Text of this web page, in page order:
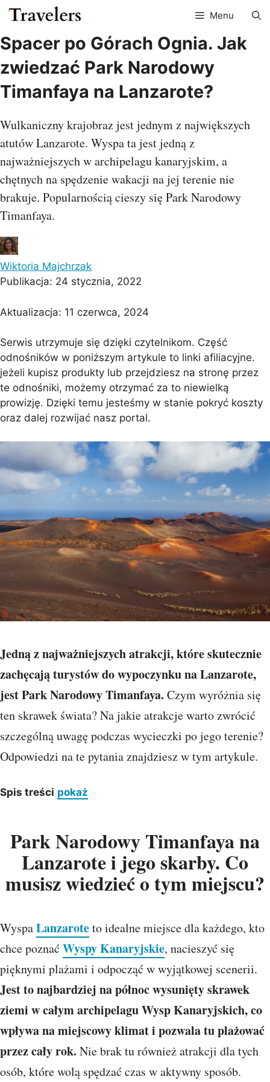
Przejdź
do
treści
Menu
Spacer po Górach Ognia. Jak
zwiedzać Park Narodowy
Timanfaya na Lanzarote?
Wulkaniczny krajobraz jest jednym z największych
atutów Lanzarote. Wyspa ta jest jedną z
najważniejszych w archipelagu kanaryjskim, a
chętnych na spędzenie wakacji na jej terenie nie
brakuje. Popularnością cieszy się Park Narodowy
Timanfaya.
Wiktoria Majchrzak
Publikacja: 24 stycznia, 2022
Aktualizacja: 11 czerwca, 2024
Serwis utrzymuje się dzięki czytelnikom. Część
odnośników w poniższym artykule to linki afiliacyjne.
jeżeli kupisz produkty lub przejdziesz na stronę przez
te odnośniki, możemy otrzymać za to niewielką
prowizję. Dzięki temu jesteśmy w stanie pokryć koszty
oraz dalej rozwijać nasz portal.
Jedną z najważniejszych atrakcji, które skutecznie
zachęcają turystów do wypoczynku na Lanzarote,
jest Park Narodowy Timanfaya. Czym wyróżnia się
ten skrawek świata? Na jakie atrakcje warto zwrócić
szczególną uwagę podczas wycieczki po jego terenie?
Odpowiedzi na te pytania znajdziesz w tym artykule.
Spis treści pokaż
Park Narodowy Timanfaya na
Lanzarote i jego skarby. Co
musisz wiedzieć o tym miejscu?
WyspaLanzaroteto idealne miejsce dla każdego, kto
chce poznać Wyspy Kanaryjskie, nacieszyć się
pięknymi plażami i odpocząć w wyjątkowej scenerii.
Jest to najbardziej na północ wysunięty skrawek
ziemi w całym archipelagu Wysp Kanaryjskich, co
wpływa na miejscowy klimat i pozwala tu plażować
przez cały rok. Nie brak tu również atrakcji dla tych
osób, które wolą spędzać czas w aktywny sposób.